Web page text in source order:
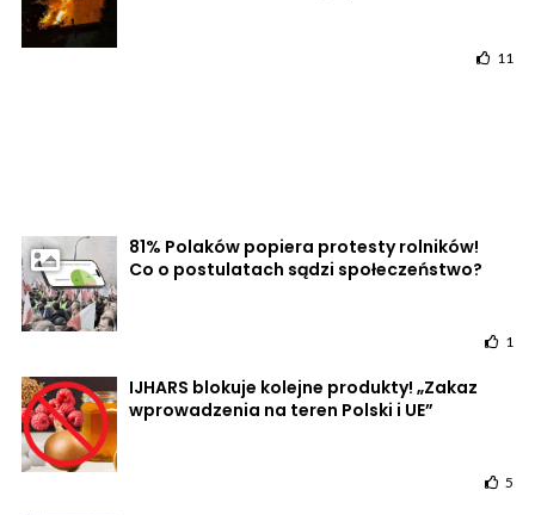
11
81% Polaków popiera protesty rolników!
Co o postulatach sądzi społeczeństwo?
1
IJHARS blokuje kolejne produkty! „Zakaz
wprowadzenia na teren Polski i UE”
5